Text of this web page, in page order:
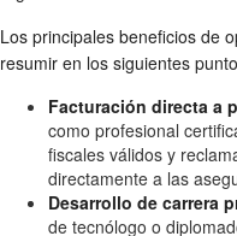
Los principales beneficios de
resumir en los siguientes
Facturación directa a
como profesional
fiscales válidos y
directamente a las
Desarrollo de carrera
de tecnólogo o